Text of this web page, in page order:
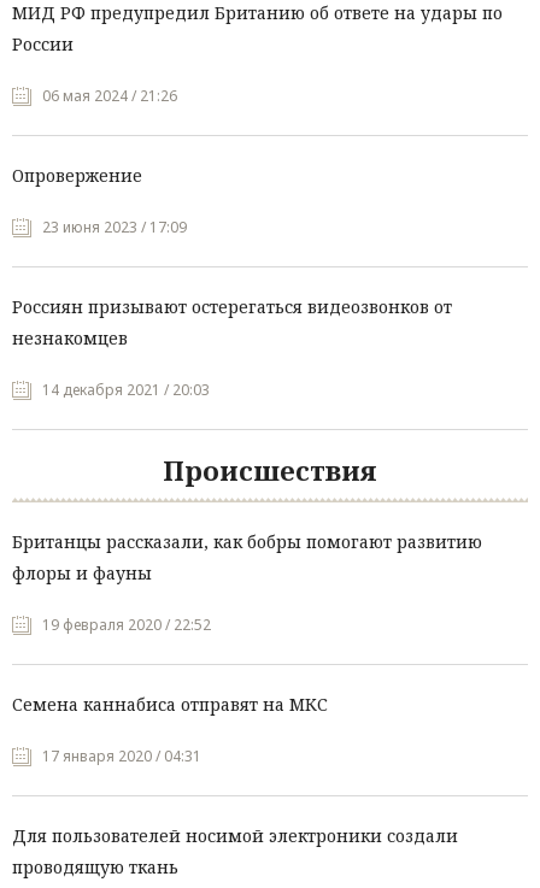
МИД РФ предупредил Британию об ответе на удары по
России
06 мая 2024 / 21:26
Опровержение
23 июня 2023 / 17:09
Россиян призывают остерегаться видеозвонков от
незнакомцев
14 декабря 2021 / 20:03
Происшествия
Британцы рассказали, как бобры помогают развитию
флоры и фауны
19 февраля 2020 / 22:52
Семена каннабиса отправят на МКС
17 января 2020 / 04:31
Для пользователей носимой электроники создали
проводящую ткань